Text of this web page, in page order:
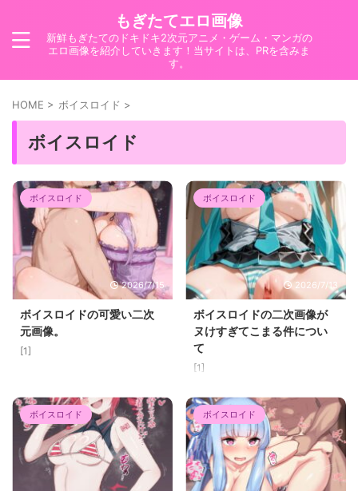
もぎたてエロ画像
新鮮もぎたてのドキドキ2次元アニメ・ゲーム・マンガの
エロ画像を紹介していきます！当サイトは、PRを含みま
す。
HOME > ボイスロイド >
ボイスロイド
ボイスロイド
2026/7/15
ボイスロイドの可愛い二次
元画像。
[1]
ボイスロイド
2026/7/13
ボイスロイドの二次画像が
ヌけすぎてこまる件につい
て
[1]
ボイスロイド ボイスロイド